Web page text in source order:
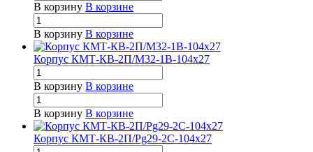
В корзину В корзине
В корзину В корзине
Корпус КМТ-КВ-2П/М32-1В-104х27
В корзину В корзине
В корзину В корзине
Корпус КМТ-КВ-2П/Pg29-2С-104х27